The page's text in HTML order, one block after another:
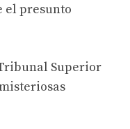
el presunto
Superior